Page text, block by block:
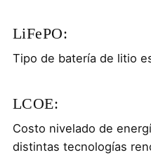
LiFePO:
Tipo de batería de litio
LCOE:
Costo nivelado de
distintas tecnologías